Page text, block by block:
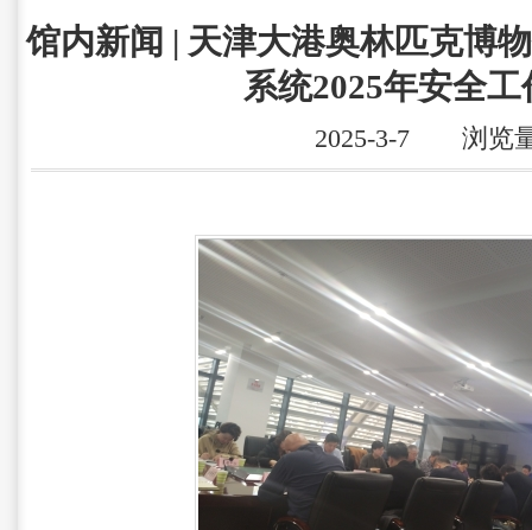
馆内新闻 | 天津大港奥林匹克博
系统2025年安全工
2025-3-7 浏览